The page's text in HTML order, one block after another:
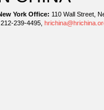
York Office: 110 Wall Street,
239-4495,